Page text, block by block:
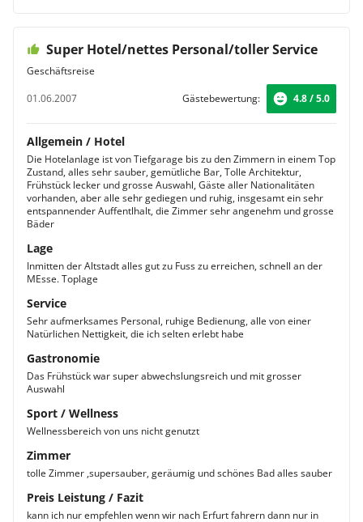
Super Hotel/nettes Personal/toller Service
Geschäftsreise
01.06.2007
Gästebewertung: 4.8 / 5.0
Allgemein / Hotel
Die Hotelanlage ist von Tiefgarage bis zu den Zimmern in einem Top
Zustand, alles sehr sauber, gemütliche Bar, Tolle Architektur,
Frühstück lecker und grosse Auswahl, Gäste aller Nationalitäten
vorhanden, aber alle sehr gediegen und ruhig, insgesamt ein sehr
entspannender Auffentlhalt, die Zimmer sehr angenehm und grosse
Bäder
Lage
Inmitten der Altstadt alles gut zu Fuss zu erreichen, schnell an der
MEsse. Toplage
Service
Sehr aufmerksames Personal, ruhige Bedienung, alle von einer
Natürlichen Nettigkeit, die ich selten erlebt habe
Gastronomie
Das Frühstück war super abwechslungsreich und mit grosser
Auswahl
Sport / Wellness
Wellnessbereich von uns nicht genutzt
Zimmer
tolle Zimmer ,supersauber, geräumig und schönes Bad alles sauber
Preis Leistung / Fazit
kann ich nur empfehlen wenn wir nach Erfurt fahrern dann nur in